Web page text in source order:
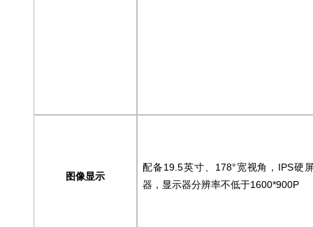
图像显示
配备19.5英寸、178°宽视角，IPS硬
器，显示器分辨率不低于1600*900P